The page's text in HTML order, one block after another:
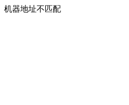
机器地址不匹配